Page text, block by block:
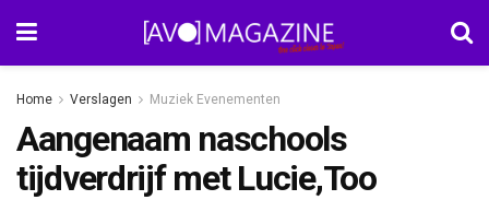
Home Verslagen Muziek Evenementen
Aangenaam naschools
tijdverdrijf met Lucie,Too